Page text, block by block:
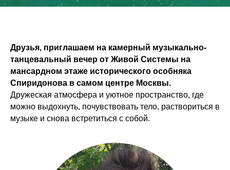
Друзья, приглашаем на камерный музыкально-
танцевальный вечер от Живой Системы на
мансардном этаже исторического особняка
Спиридонова в самом центре Москвы.
Дружеская атмосфера и уютное пространство, где
можно выдохнуть, почувствовать тело, раствориться в
музыке и снова встретиться с собой.